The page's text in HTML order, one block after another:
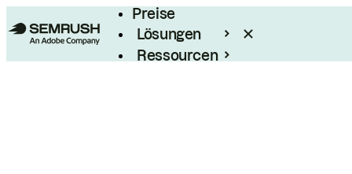
Preise
Lösungen
Ressourcen